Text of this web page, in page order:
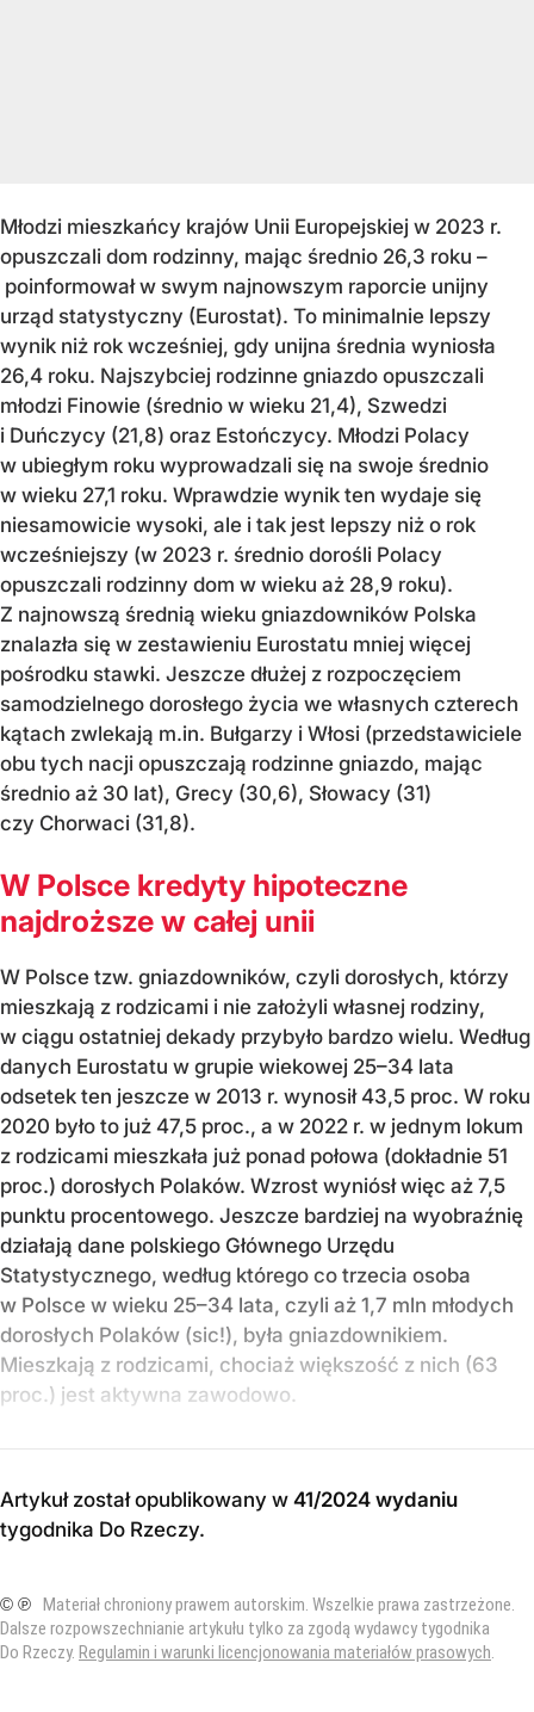
Młodzi mieszkańcy krajów Unii Europejskiej w 2023 r.
opuszczali dom rodzinny, mając średnio 26,3 roku –
poinformował w swym najnowszym raporcie unijny
urząd statystyczny (Eurostat). To minimalnie lepszy
wynik niż rok wcześniej, gdy unijna średnia wyniosła
26,4 roku. Najszybciej rodzinne gniazdo opuszczali
młodzi Finowie (średnio w wieku 21,4), Szwedzi
i Duńczycy (21,8) oraz Estończycy. Młodzi Polacy
w ubiegłym roku wyprowadzali się na swoje średnio
w wieku 27,1 roku. Wprawdzie wynik ten wydaje się
niesamowicie wysoki, ale i tak jest lepszy niż o rok
wcześniejszy (w 2023 r. średnio dorośli Polacy
opuszczali rodzinny dom w wieku aż 28,9 roku).
Z najnowszą średnią wieku gniazdowników Polska
znalazła się w zestawieniu Eurostatu mniej więcej
pośrodku stawki. Jeszcze dłużej z rozpoczęciem
samodzielnego dorosłego życia we własnych czterech
kątach zwlekają m.in. Bułgarzy i Włosi (przedstawiciele
obu tych nacji opuszczają rodzinne gniazdo, mając
średnio aż 30 lat), Grecy (30,6), Słowacy (31)
czy Chorwaci (31,8).
W Polsce kredyty hipoteczne
najdroższe w całej unii
W Polsce tzw. gniazdowników, czyli dorosłych, którzy
mieszkają z rodzicami i nie założyli własnej rodziny,
w ciągu ostatniej dekady przybyło bardzo wielu. Według
danych Eurostatu w grupie wiekowej 25–34 lata
odsetek ten jeszcze w 2013 r. wynosił 43,5 proc. W roku
2020 było to już 47,5 proc., a w 2022 r. w jednym lokum
z rodzicami mieszkała już ponad połowa (dokładnie 51
proc.) dorosłych Polaków. Wzrost wyniósł więc aż 7,5
punktu procentowego. Jeszcze bardziej na wyobraźnię
działają dane polskiego Głównego Urzędu
Statystycznego, według którego co trzecia osoba
w Polsce w wieku 25–34 lata, czyli aż 1,7 mln młodych
dorosłych Polaków (sic!), była gniazdownikiem.
Mieszkają z rodzicami, chociaż większość z nich (63
proc.) jest aktywna zawodowo.
Artykuł został opublikowany w 41/2024 wydaniu
tygodnika Do Rzeczy.
© ℗
Materiał chroniony prawem autorskim. Wszelkie prawa zastrzeżone.
Dalsze rozpowszechnianie artykułu tylko za zgodą wydawcy tygodnika
Do Rzeczy. Regulamin i warunki licencjonowania materiałów prasowych.